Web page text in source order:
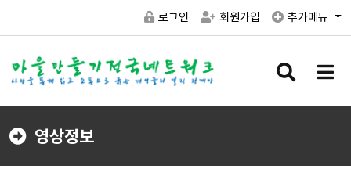
로그인 회원가입 추가메뉴
검
버
메
버
영상정보